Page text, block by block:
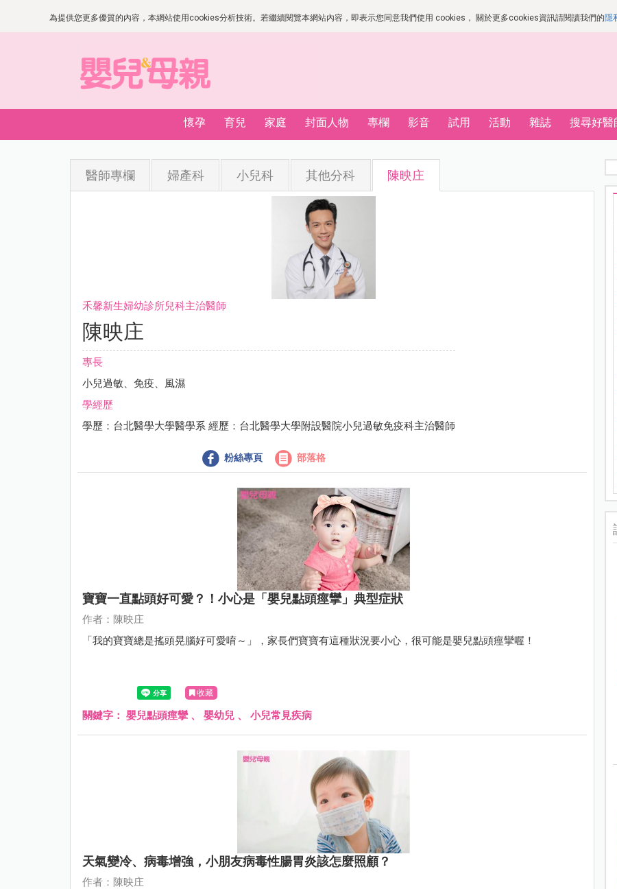
為提供您更多優質的內容，本網站使用cookies分析技術。若繼續閱覽本網站內容，即表示您同意我們使用 cookies， 關於更多cookies資訊請閱讀我們的隱
懷孕 育兒 家庭 封面人物 專欄 影音 試用 活動 雜誌 搜尋好醫
醫師專欄 婦產科 小兒科 其他分科 陳映庄
禾馨新生婦幼診所兒科主治醫師
陳映庄
專長
小兒過敏、免疫、風濕
學經歷
學歷：台北醫學大學醫學系 經歷：台北醫學大學附設醫院小兒過敏免疫科主治醫師
粉絲專頁 部落格
寶寶一直點頭好可愛？！小心是「嬰兒點頭痙攣」典型症狀
作者：陳映庄
「我的寶寶總是搖頭晃腦好可愛唷～」，家長們寶寶有這種狀況要小心，很可能是嬰兒點頭痙攣喔！
收藏
關鍵字： 嬰兒點頭痙攣、 嬰幼兒 、 小兒常見疾病
天氣變冷、病毒增強，小朋友病毒性腸胃炎該怎麼照顧？
作者：陳映庄